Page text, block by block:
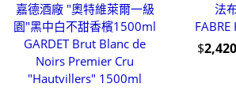
嘉德酒廠 "奧特維萊爾一級
園"黑中白不甜香檳1500ml
GARDET Brut Blanc de
Noirs Premier Cru
"Hautvillers" 1500ml
法
$